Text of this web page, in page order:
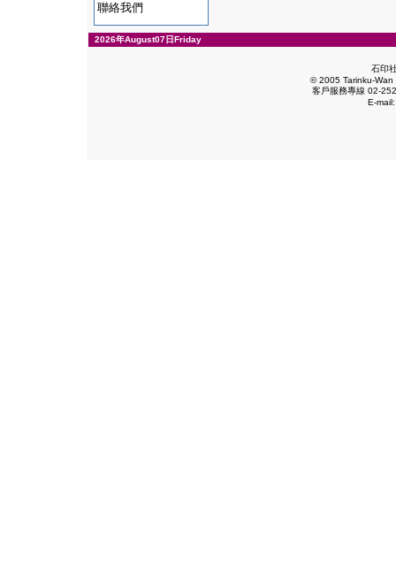
聯絡我們
2026年August07日Friday
石印
© 2005 Tarinku-Wan
客戶服務專線 02-
E-